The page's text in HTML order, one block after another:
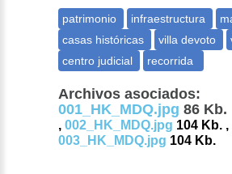
Archivos asociados:
001_HK_MDQ.jpg 86 Kb.
,002_HK_MDQ.jpg 104 Kb. ,
003_HK_MDQ.jpg 104 Kb.